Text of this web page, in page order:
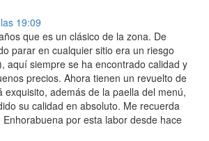
19:09
que es un clásico de la zona. De
parar en cualquier sitio era un riesgo
aquí siempre se ha encontrado calidad y
precios. Ahora tienen un revuelto de
exquisito, además de la paella del menú,
su calidad en absoluto. Me recuerda
Enhorabuena por esta labor desde hace